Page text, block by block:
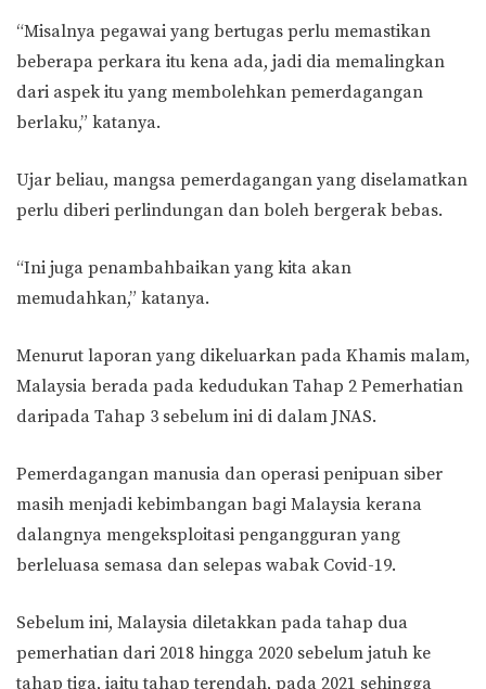
“Misalnya pegawai yang bertugas perlu memastikan
beberapa perkara itu kena ada, jadi dia memalingkan
dari aspek itu yang membolehkan pemerdagangan
berlaku,” katanya.
Ujar beliau, mangsa pemerdagangan yang diselamatkan
perlu diberi perlindungan dan boleh bergerak bebas.
“Ini juga penambahbaikan yang kita akan
memudahkan,” katanya.
Menurut laporan yang dikeluarkan pada Khamis malam,
Malaysia berada pada kedudukan Tahap 2 Pemerhatian
daripada Tahap 3 sebelum ini di dalam JNAS.
Pemerdagangan manusia dan operasi penipuan siber
masih menjadi kebimbangan bagi Malaysia kerana
dalangnya mengeksploitasi pengangguran yang
berleluasa semasa dan selepas wabak Covid-19.
Sebelum ini, Malaysia diletakkan pada tahap dua
pemerhatian dari 2018 hingga 2020 sebelum jatuh ke
tahap tiga, iaitu tahap terendah, pada 2021 sehingga